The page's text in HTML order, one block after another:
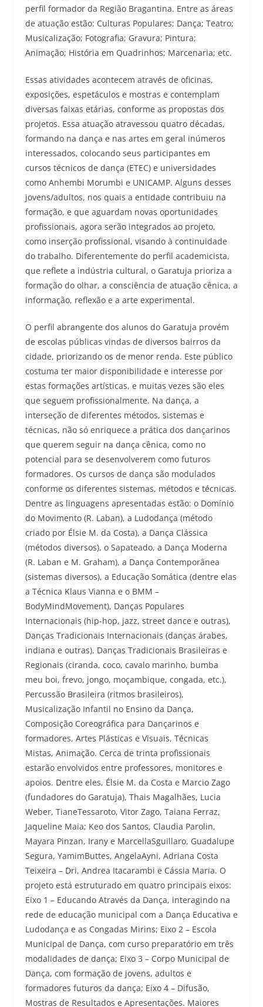
perfil formador da Região Bragantina. Entre as áreas
de atuação estão: Culturas Populares; Dança; Teatro;
Musicalização; Fotografia; Gravura; Pintura;
Animação; História em Quadrinhos; Marcenaria; etc.
Essas atividades acontecem através de oficinas,
exposições, espetáculos e mostras e contemplam
diversas faixas etárias, conforme as propostas dos
projetos. Essa atuação atravessou quatro décadas,
formando na dança e nas artes em geral inúmeros
interessados, colocando seus participantes em
cursos técnicos de dança (ETEC) e universidades
como Anhembi Morumbi e UNICAMP. Alguns desses
jovens/adultos, nos quais a entidade contribuiu na
formação, e que aguardam novas oportunidades
profissionais, agora serão integrados ao projeto,
como inserção profissional, visando à continuidade
do trabalho. Diferentemente do perfil academicista,
que reflete a indústria cultural, o Garatuja prioriza a
formação do olhar, a consciência de atuação cênica, a
informação, reflexão e a arte experimental.
O perfil abrangente dos alunos do Garatuja provém
de escolas públicas vindas de diversos bairros da
cidade, priorizando os de menor renda. Este público
costuma ter maior disponibilidade e interesse por
estas formações artísticas, e muitas vezes são eles
que seguem profissionalmente. Na dança, a
interseção de diferentes métodos, sistemas e
técnicas, não só enriquece a prática dos dançarinos
que querem seguir na dança cênica, como no
potencial para se desenvolverem como futuros
formadores. Os cursos de dança são modulados
conforme os diferentes sistemas, métodos e técnicas.
Dentre as linguagens apresentadas estão: o Domínio
do Movimento (R. Laban), a Ludodança (método
criado por Élsie M. da Costa), a Dança Clássica
(métodos diversos), o Sapateado, a Dança Moderna
(R. Laban e M. Graham), a Dança Contemporânea
(sistemas diversos), a Educação Somática (dentre elas
a Técnica Klaus Vianna e o BMM –
BodyMindMovement), Danças Populares
Internacionais (hip-hop, jazz, street dance e outras),
Danças Tradicionais Internacionais (danças árabes,
indiana e outras), Danças Tradicionais Brasileiras e
Regionais (ciranda, coco, cavalo marinho, bumba
meu boi, frevo, jongo, moçambique, congada, etc.),
Percussão Brasileira (ritmos brasileiros),
Musicalização Infantil no Ensino da Dança,
Composição Coreográfica para Dançarinos e
formadores, Artes Plásticas e Visuais, Técnicas
Mistas, Animação. Cerca de trinta profissionais
estarão envolvidos entre professores, monitores e
apoios. Dentre eles, Élsie M. da Costa e Marcio Zago
(fundadores do Garatuja), Thais Magalhães, Lucia
Weber, TianeTessaroto, Vitor Zago, Taiana Ferraz,
Jaqueline Maia; Keo dos Santos, Claudia Parolin,
Mayara Pinzan, Irany e MarcellaSguillaro, Guadalupe
Segura, YamimButtes, AngelaAyni, Adriana Costa
Teixeira – Dri, Andrea Itacarambi e Cássia Maria. O
projeto está estruturado em quatro principais eixos:
Eixo 1 – Educando Através da Dança, interagindo na
rede de educação municipal com a Dança Educativa e
Ludodança e as Congadas Mirins; Eixo 2 – Escola
Municipal de Dança, com curso preparatório em três
modalidades de dança; Eixo 3 – Corpo Municipal de
Dança, com formação de jovens, adultos e
formadores futuros da dança; Eixo 4 – Difusão,
Mostras de Resultados e Apresentações. Maiores